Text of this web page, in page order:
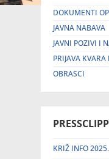
DOKUMENTI
JAVNA NABAVA
JAVNI POZIVI I
PRIJAVA
OBRASCI
KRIŽ INFO 2025.